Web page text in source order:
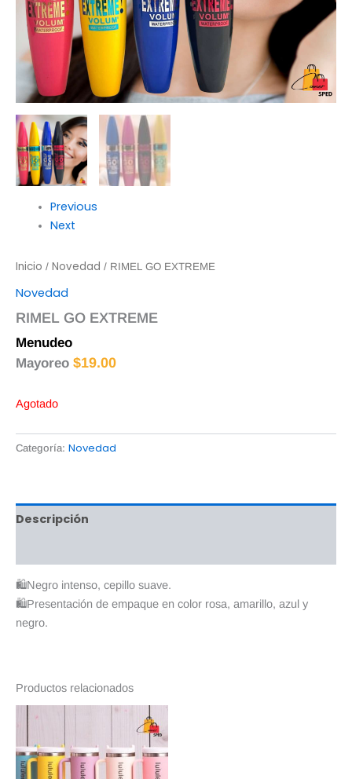
Previous
Next
Inicio / Novedad / RIMEL GO EXTREME
Novedad
RIMEL GO EXTREME
Menudeo
Mayoreo $19.00
Agotado
Categoría: Novedad
Descripción
🛍Negro intenso, cepillo suave.
🛍Presentación de empaque en color rosa, amarillo, azul y
negro.
Productos relacionados